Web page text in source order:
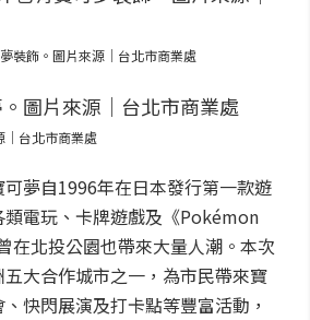
裝飾。圖片來源｜台北市商業處
台北市商業處
夢自1996年在日本發行第一款遊
電玩、卡牌遊戲及《Pokémon
在北投公園也帶來大量人潮。本次
大合作城市之一，為市民帶來寶
快閃展演及打卡點等豐富活動，